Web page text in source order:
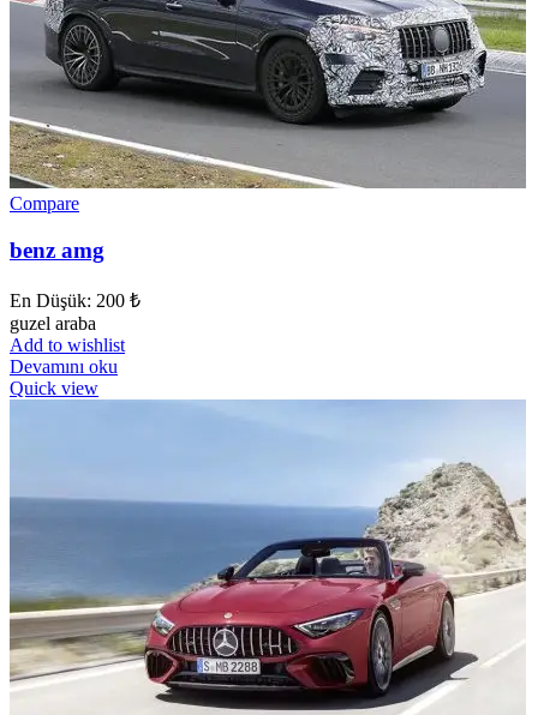
Compare
benz amg
En Düşük: 200 ₺
guzel araba
Add to wishlist
Devamını oku
Quick view